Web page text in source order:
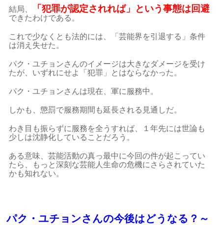
結局、 「犯罪が認定されれば」という事態は回避
できたわけである。
これで少なくとも法的には、「芸能界を引退する」条件
は消え失せた。
パク・ユチョンさんのイメージは大きなダメージを受け
たが、いずれにせよ「犯罪」とはならなかった。
パク・ユチョンさんは現在、軍に服務中。
しかも、懲罰で服務期間も延長される見通しだ。
わき目も振らずに服務を全うすれば、１年先には世論も
少しは沈静化していることだろう。
ある意味、芸能活動の真っ最中に今回の件が起こってい
たら、もっと深刻な芸能人生命の危機にさらされていた
かも知れない。
パク・ユチョンさんの今後はどうなる？～